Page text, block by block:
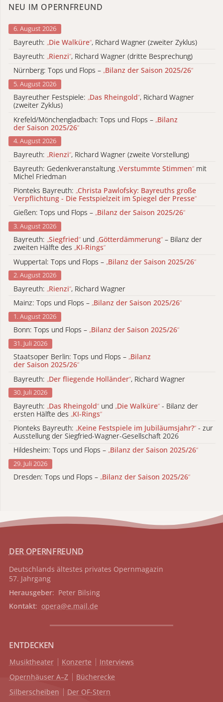
NEU IM OPERNFREUND
6. August 2026
Bayreuth: „Die Walküre“, Richard Wagner (zweiter Zyklus)
Bayreuth: „Rienzi“, Richard Wagner (dritte Besprechung)
Nürnberg: Tops und Flops – „Bilanz der Saison 2025/26“
5. August 2026
Bayreuther Festspiele: „Das Rheingold“, Richard Wagner
(zweiter Zyklus)
Krefeld/Mönchengladbach: Tops und Flops – „Bilanz
der Saison 2025/26“
4. August 2026
Bayreuth: „Rienzi“, Richard Wagner (zweite Vorstellung)
Bayreuth: Gedenkveranstaltung „Verstummte Stimmen“ mit
Michel Friedman
Pionteks Bayreuth: „Christa Pawlofsky: Bayreuths große
Verpflichtung - Die Festspielzeit im Spiegel der Presse“
Gießen: Tops und Flops – „Bilanz der Saison 2025/26“
3. August 2026
Bayreuth: „Siegfried“ und „Götterdämmerung“ – Bilanz der
zweiten Hälfte des „KI-Rings“
Wuppertal: Tops und Flops – „Bilanz der Saison 2025/26“
2. August 2026
Bayreuth: „Rienzi“, Richard Wagner
Mainz: Tops und Flops – „Bilanz der Saison 2025/26“
1. August 2026
Bonn: Tops und Flops – „Bilanz der Saison 2025/26“
31. Juli 2026
Staatsoper Berlin: Tops und Flops – „Bilanz
der Saison 2025/26“
Bayreuth: „Der fliegende Holländer“, Richard Wagner
30. Juli 2026
Bayreuth: „Das Rheingold“ und „Die Walküre“ - Bilanz der
ersten Hälfte des „KI-Rings“
Pionteks Bayreuth: „Keine Festspiele im Jubiläumsjahr?“ - zur
Ausstellung der Siegfried-Wagner-Gesellschaft 2026
Hildesheim: Tops und Flops – „Bilanz der Saison 2025/26“
29. Juli 2026
Dresden: Tops und Flops – „Bilanz der Saison 2025/26“
DER OPERNFREUND
Deutschlands ältestes privates Opernmagazin
57. Jahrgang
Herausgeber: Peter Bilsing
Kontakt: opera@e.mail.de
ENTDECKEN
Musiktheater Konzerte
Interviews
Opernhäuser A–Z
Bücherecke
Silberscheiben
Der OF-Stern